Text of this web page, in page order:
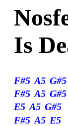
Is
F#5 A5 G#5
F#5 A5 G#5
E5 A5 G#5
F#5 A5 E5